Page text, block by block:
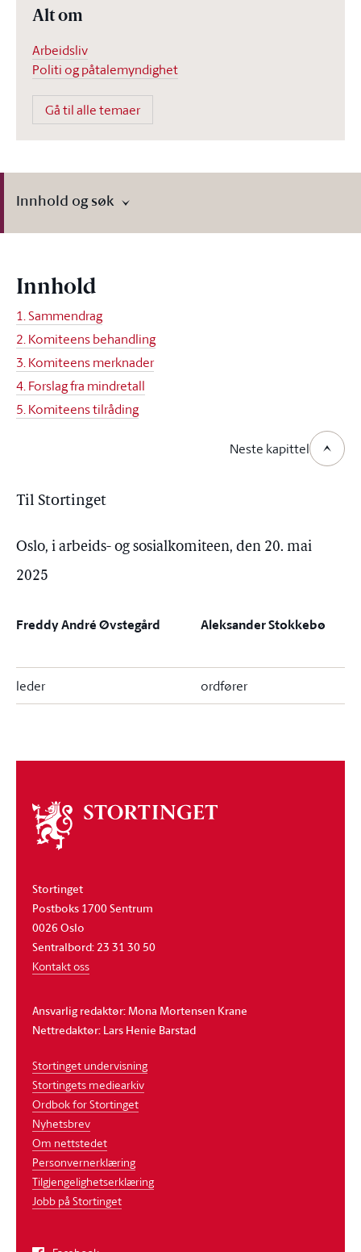
Alt om
Arbeidsliv
Politi og påtalemyndighet
Gå til alle temaer
Innhold og søk
Innhold
1. Sammendrag
2. Komiteens behandling
3. Komiteens merknader
4. Forslag fra mindretall
5. Komiteens tilråding
Neste kapittel
Til Stortinget
Oslo, i arbeids- og sosialkomiteen, den 20. mai
2025
Freddy André Øvstegård Aleksander Stokkebø
leder ordfører
Om
stortinget
Stortinget
Postboks 1700 Sentrum
0026 Oslo
Sentralbord: 23 31 30 50
Kontakt oss
Ansvarlig redaktør: Mona Mortensen Krane
Nettredaktør: Lars Henie Barstad
Stortinget undervisning
Stortingets mediearkiv
Ordbok for Stortinget
Nyhetsbrev
Om nettstedet
Personvernerklæring
Tilgjengelighetserklæring
Jobb på Stortinget